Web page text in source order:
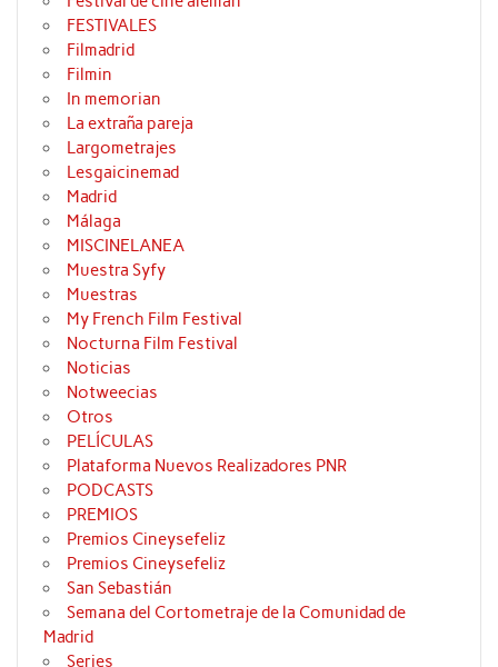
FESTIVALES
Filmadrid
Filmin
In memorian
La extraña pareja
Largometrajes
Lesgaicinemad
Madrid
Málaga
MISCINELANEA
Muestra Syfy
Muestras
My French Film Festival
Nocturna Film Festival
Noticias
Notweecias
Otros
PELÍCULAS
Plataforma Nuevos Realizadores PNR
PODCASTS
PREMIOS
Premios Cineysefeliz
Premios Cineysefeliz
San Sebastián
Semana del Cortometraje de la Comunidad de
Madrid
Series